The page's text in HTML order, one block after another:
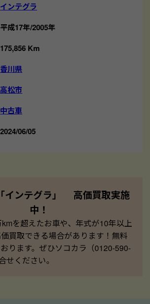
インテグラ
平成17年/2005年
175,856 Km
香川県
高松市
中古車
2024/06/05
インテグラ」 高価買取実施
中！
を超えたお車や、年式が10年以上
買取できる場合があります！無料
ります。ぜひソコカラ（0120-590-
せください。